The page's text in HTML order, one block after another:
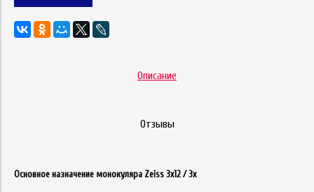
Описание
Отзывы
Основное назначение монокуляра Zeiss 3x12 / 3х